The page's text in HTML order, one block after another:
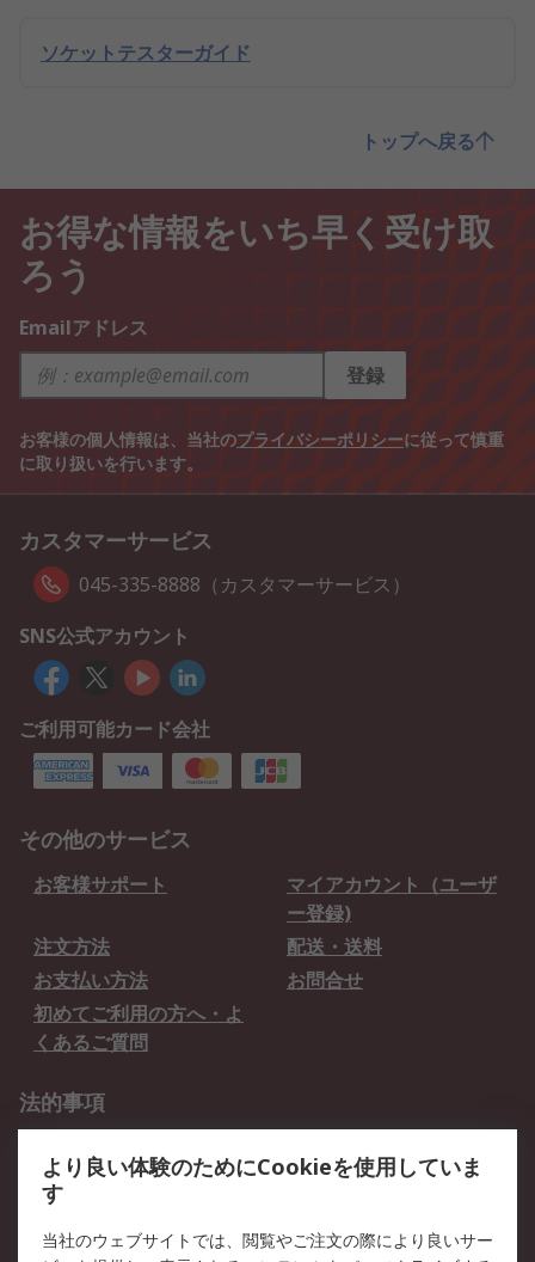
ソケットテスターガイド
トップへ戻る
お得な情報をいち早く受け取
ろう
Emailアドレス
登録
お客様の個人情報は、当社のプライバシーポリシーに従って慎重
に取り扱いを行います。
カスタマーサービス
045-335-8888（カスタマーサービス）
SNS公式アカウント
ご利用可能カード会社
その他のサービス
お客様サポート
マイアカウント（ユーザ
ー登録)
注文方法
配送・送料
お支払い方法
お問合せ
初めてご利用の方へ・よ
くあるご質問
法的事項
クッキーポリシー
RSについて
より良い体験のためにCookieを使用していま
す
当社のウェブサイトでは、閲覧やご注文の際により良いサー